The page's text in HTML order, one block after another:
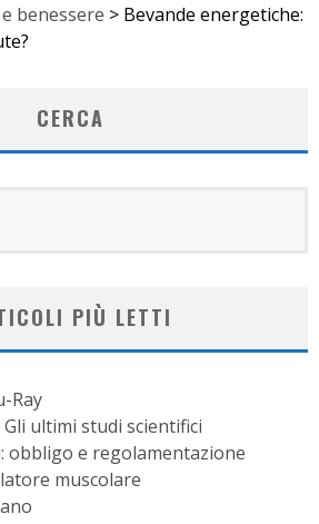
benessere > Bevande energetiche:
CERCA
PIÙ LETTI
Ray
ultimi studi scientifici
obbligo e regolamentazione
muscolare